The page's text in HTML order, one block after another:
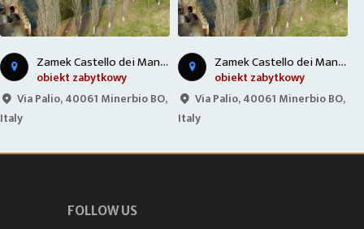
Z
amek Castello dei Manzoli - Włochy
obiekt zabytkowy
Via Palio, 40061 Minerbio BO,
Italy
Z
amek Castello dei Manzoli - Włochy
obiekt zabytkowy
Via Palio, 40061 Minerbio BO,
Italy
FOLLOW US